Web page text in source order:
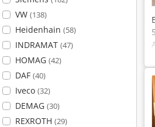
VW (138)
Heidenhain (58)
INDRAMAT (47)
HOMAG (42)
DAF (40)
Iveco (32)
DEMAG (30)
REXROTH (29)